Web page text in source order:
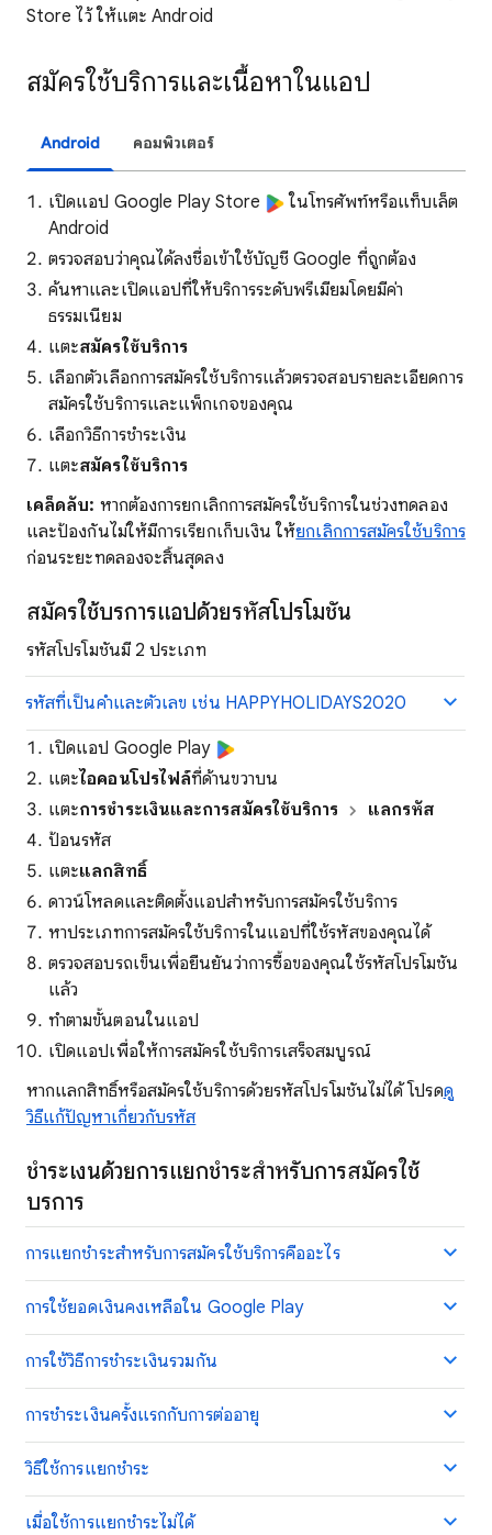
Store ไว้ ให้แตะ Android
สมัครใช้บริการและเนื้อหาในแอป
Android คอมพิวเตอร์
เปิดแอป Google Play Store
ในโทรศัพท์หรือแท็บเล็ต
Android
ตรวจสอบว่าคุณได้ลงชื่อเข้าใช้บัญชี Google ที่ถูกต้อง
ค้นหาและเปิดแอปที่ให้บริการระดับพรีเมียมโดยมีค่า
ธรรมเนียม
แตะสมัครใช้บริการ
เลือกตัวเลือกการสมัครใช้บริการแล้วตรวจสอบรายละเอียดการ
สมัครใช้บริการและแพ็กเกจของคุณ
เลือกวิธีการชำระเงิน
แตะสมัครใช้บริการ
เคล็ดลับ: หากต้องการยกเลิกการสมัครใช้บริการในช่วงทดลอง
และป้องกันไม่ให้มีการเรียกเก็บเงิน ให้ยกเลิกการสมัครใช้บริการ
ก่อนระยะทดลองจะสิ้นสุดลง
สมัครใช้บริการแอปด้วยรหัสโปรโมชัน
รหัสโปรโมชันมี 2 ประเภท
รหัสที่เป็นคำและตัวเลข เช่น HAPPYHOLIDAYS2020
เปิดแอป Google Play
แตะไอคอนโปรไฟล์ที่ด้านขวาบน
แตะการชำระเงินและการสมัครใช้บริการ
แลกรหัส
ป้อนรหัส
แตะแลกสิทธิ์
ดาวน์โหลดและติดตั้งแอปสำหรับการสมัครใช้บริการ
หาประเภทการสมัครใช้บริการในแอปที่ใช้รหัสของคุณได้
ตรวจสอบรถเข็นเพื่อยืนยันว่าการซื้อของคุณใช้รหัสโปรโมชัน
แล้ว
ทำตามขั้นตอนในแอป
เปิดแอปเพื่อให้การสมัครใช้บริการเสร็จสมบูรณ์
หากแลกสิทธิ์หรือสมัครใช้บริการด้วยรหัสโปรโมชันไม่ได้ โปรดดู
วิธีแก้ปัญหาเกี่ยวกับรหัส
ชำระเงินด้วยการแยกชำระสำหรับการสมัครใช้
บริการ
การแยกชำระสำหรับการสมัครใช้บริการคืออะไร
การใช้ยอดเงินคงเหลือใน Google Play
การใช้วิธีการชำระเงินรวมกัน
การชำระเงินครั้งแรกกับการต่ออายุ
วิธีใช้การแยกชําระ
เมื่อใช้การแยกชำระไม่ได้